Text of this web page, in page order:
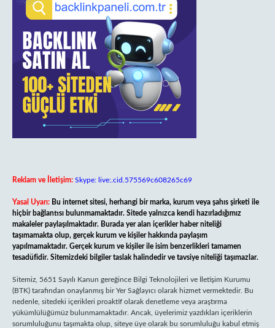
Reklam ve İletişim: Skype: live:.cid.575569c608265c69
Yasal Uyarı: Bu internet sitesi, herhangi bir marka, kurum veya şahıs şirketi ile
hiçbir bağlantısı bulunmamaktadır. Sitede yalnızca kendi hazırladığımız
makaleler paylaşılmaktadır. Burada yer alan içerikler haber niteliği
taşımamakta olup, gerçek kurum ve kişiler hakkında paylaşım
yapılmamaktadır. Gerçek kurum ve kişiler ile isim benzerlikleri tamamen
tesadüfidir. Sitemizdeki bilgiler taslak halindedir ve tavsiye niteliği taşımazlar.
Sitemiz, 5651 Sayılı Kanun gereğince Bilgi Teknolojileri ve İletişim Kurumu
(BTK) tarafından onaylanmış bir Yer Sağlayıcı olarak hizmet vermektedir. Bu
nedenle, sitedeki içerikleri proaktif olarak denetleme veya araştırma
yükümlülüğümüz bulunmamaktadır. Ancak, üyelerimiz yazdıkları içeriklerin
sorumluluğunu taşımakta olup, siteye üye olarak bu sorumluluğu kabul etmiş